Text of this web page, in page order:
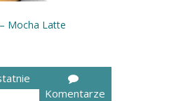
Mocha Latte
Komentarze